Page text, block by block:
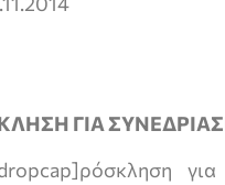
ΓΙΑ
για